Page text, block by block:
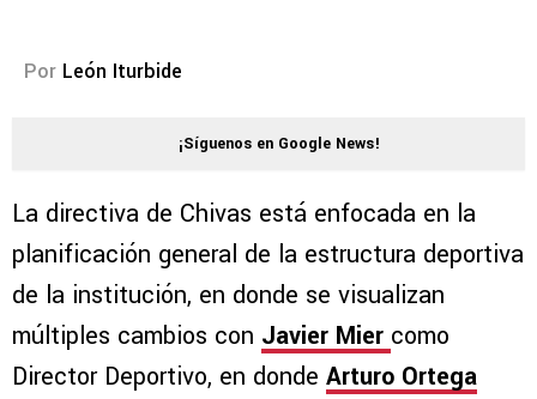
Por León Iturbide
¡Síguenos en Google News!
La directiva de Chivas está enfocada en la
planificación general de la estructura deportiva
de la institución, en donde se visualizan
múltiples cambios con Javier Mier como
Director Deportivo, en donde Arturo Ortega